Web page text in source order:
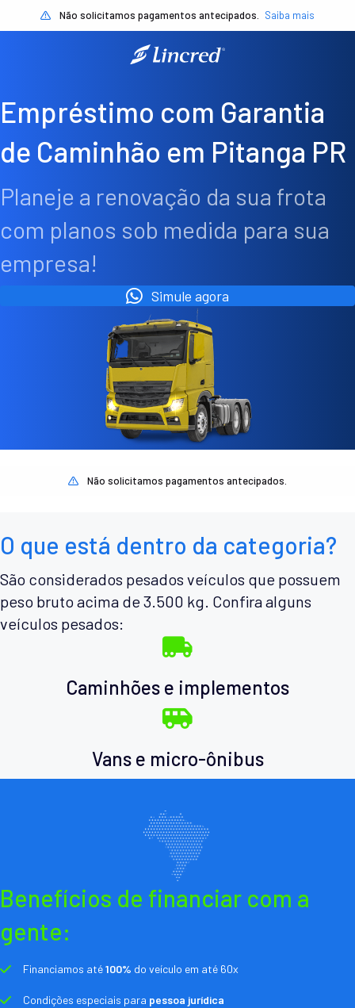
Não solicitamos pagamentos antecipados. Saiba mais
Empréstimo com Garantia
de Caminhão em Pitanga PR
Planeje a renovação da sua frota
com planos sob medida para sua
empresa!
Simule agora
Não solicitamos pagamentos antecipados.
O que está dentro da categoria?
São considerados pesados veículos que possuem
peso bruto acima de 3.500 kg. Confira alguns
veículos pesados:
Caminhões e implementos
Vans e micro-ônibus
Benefícios de financiar com a
gente:
Financiamos até100% do veículo em até 60x
Condições especiais para pessoa jurídica